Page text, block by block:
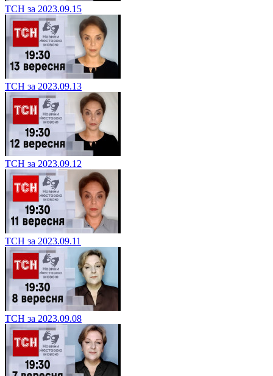
ТСН за 2023.09.15
ТСН за 2023.09.13
ТСН за 2023.09.12
ТСН за 2023.09.11
ТСН за 2023.09.08